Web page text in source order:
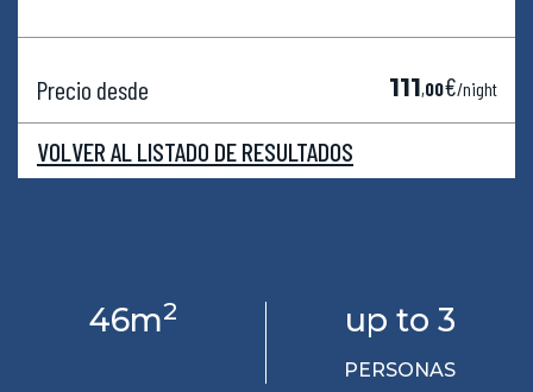
46m2 up to 3
PERSONAS
Precio desde 111,00€/night
VOLVER AL LISTADO DE RESULTADOS